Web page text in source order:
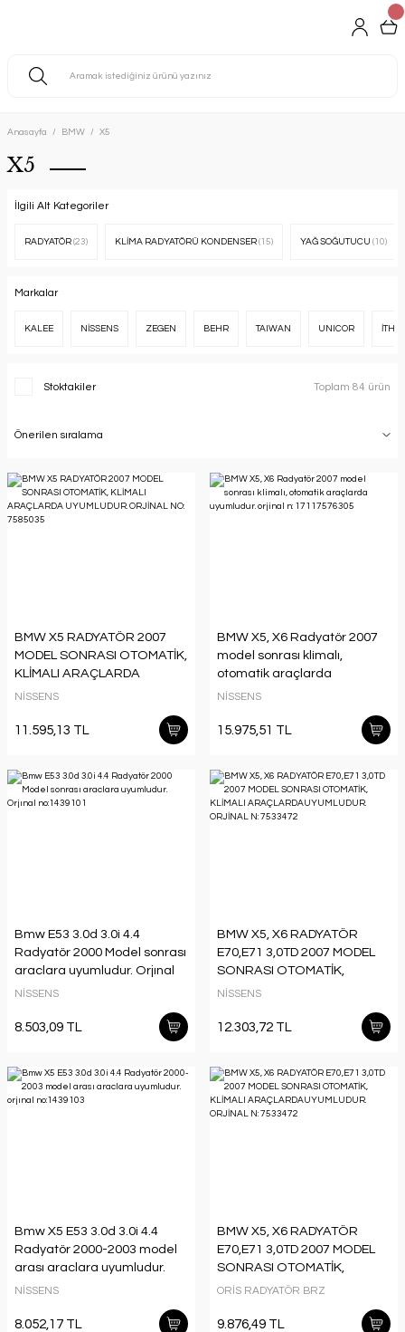
Anasayfa BMW X5
X5
İlgili Alt Kategoriler
RADYATÖR (23) KLİMA RADYATÖRÜ KONDENSER (15) YAĞ SOĞUTUCU (10)
Markalar
KALEE NİSSENS ZEGEN BEHR TAIWAN UNICOR
Stoktakiler Toplam 84 ürün
BMW X5 RADYATÖR 2007
MODEL SONRASI OTOMATİK,
KLİMALI ARAÇLARDA
UYUMLUDUR. ORJİNAL NO:
NİSSENS
11.595,13 TL
BMW X5, X6 Radyatör 2007
model sonrası klimalı,
otomatik araçlarda
uyumludur. orjinal n:
NİSSENS
15.975,51 TL
Bmw E53 3.0d 3.0i 4.4
Radyatör 2000 Model sonrası
araclara uyumludur. Orjınal
no:1439101
NİSSENS
8.503,09 TL
BMW X5, X6 RADYATÖR
E70,E71 3,0TD 2007 MODEL
SONRASI OTOMATİK,
KLİMALI
ORJİNAL N: 7533472
NİSSENS
12.303,72 TL
Bmw X5 E53 3.0d 3.0i 4.4
Radyatör 2000-2003 model
arası araclara uyumludur.
orjınal no:1439103
NİSSENS
8.052,17 TL
BMW X5, X6 RADYATÖR
E70,E71 3,0TD 2007 MODEL
SONRASI OTOMATİK,
KLİMALI
ORJİNAL N: 7533472
ORİS RADYATÖR BRZ
9.876,49 TL